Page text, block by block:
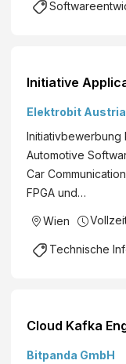
|
|
d
)
h
B
e
g
h
o
f
e
G
&
C
Initiative
Elektrobit Austria
Initiativbewerbung
Automotive
Car
FPGA und…
Wien
Technische
Cloud Kafka
Bitpanda GmbH